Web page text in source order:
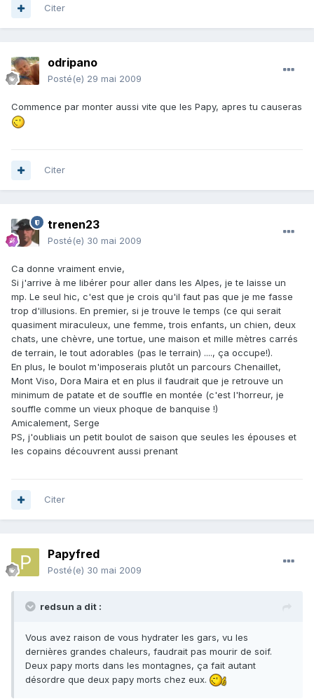
Citer
odripano
Posté(e) 29 mai 2009
Commence par monter aussi vite que les Papy, apres tu causeras
Citer
trenen23
Posté(e) 30 mai 2009
Ca donne vraiment envie,
Si j'arrive à me libérer pour aller dans les Alpes, je te laisse un
mp. Le seul hic, c'est que je crois qu'il faut pas que je me fasse
trop d'illusions. En premier, si je trouve le temps (ce qui serait
quasiment miraculeux, une femme, trois enfants, un chien, deux
chats, une chèvre, une tortue, une maison et mille mètres carrés
de terrain, le tout adorables (pas le terrain) ...., ça occupe!).
En plus, le boulot m'imposerais plutôt un parcours Chenaillet,
Mont Viso, Dora Maira et en plus il faudrait que je retrouve un
minimum de patate et de souffle en montée (c'est l'horreur, je
souffle comme un vieux phoque de banquise !)
Amicalement, Serge
PS, j'oubliais un petit boulot de saison que seules les épouses et
les copains découvrent aussi prenant
Citer
Papyfred
Posté(e) 30 mai 2009
redsun a dit :
Vous avez raison de vous hydrater les gars, vu les
dernières grandes chaleurs, faudrait pas mourir de soif.
Deux papy morts dans les montagnes, ça fait autant
désordre que deux papy morts chez eux.